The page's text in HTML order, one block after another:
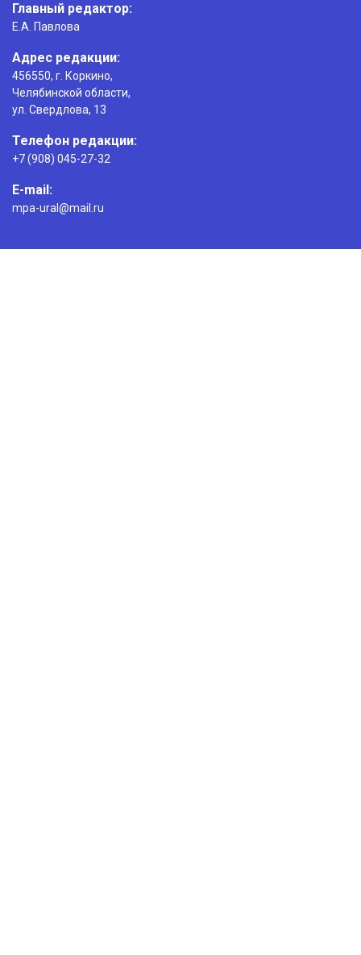
Главный редактор:
Е.А. Павлова
Адрес редакции:
456550, г. Коркино,
Челябинской области,
ул. Свердлова, 13
Телефон редакции:
+7 (908) 045-27-32
E-mail:
mpa-ural@mail.ru